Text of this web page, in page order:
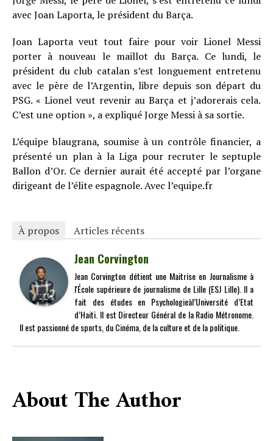
avec Joan Laporta, le président du Barça.
Joan Laporta veut tout faire pour voir Lionel Messi
porter à nouveau le maillot du Barça. Ce lundi, le
président du club catalan s’est longuement entretenu
avec le père de l’Argentin, libre depuis son départ du
PSG. « Lionel veut revenir au Barça et j’adorerais cela.
C’est une option », a expliqué Jorge Messi à sa sortie.
L’équipe blaugrana, soumise à un contrôle financier, a
présenté un plan à la Liga pour recruter le septuple
Ballon d’Or. Ce dernier aurait été accepté par l’organe
dirigeant de l’élite espagnole. Avec l’equipe.fr
À propos Articles récents
Jean Corvington
Jean Corvington détient une Maitrise en Journalisme à
l'École supérieure de journalisme de Lille (ESJ Lille). Il a
fait des études en Psychologieàl’Université d’Etat
d’Haiti. Il est Directeur Général de la Radio Métronome.
Il est passionné de sports, du Cinéma, de la culture et de la politique.
About The Author